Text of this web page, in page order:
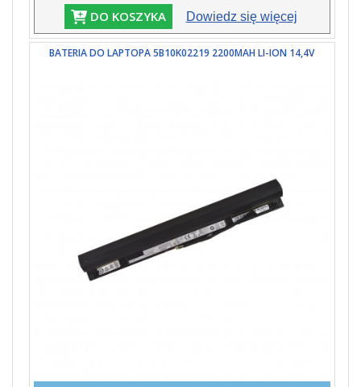
DO KOSZYKA Dowiedz się więcej
BATERIA DO LAPTOPA 5B10K02219 2200MAH LI-ION 14,4V